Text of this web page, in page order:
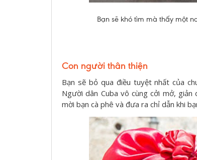
Bạn sẽ khó tìm mà thấy một
Con người thân thiện
Bạn sẽ bỏ qua điều tuyệt nhất của
Người dân Cuba vô cùng cởi mở,
mời bạn cà phê và đưa ra chỉ dẫn khi